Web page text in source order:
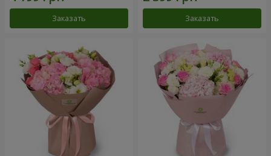
Заказать Заказать